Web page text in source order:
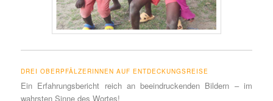
DREI OBERPFÄLZERINNEN AUF ENTDECKUNGSREISE
Ein Erfahrungsbericht reich an beeindruckenden Bildern – im
wahrsten Sinne des Wortes!